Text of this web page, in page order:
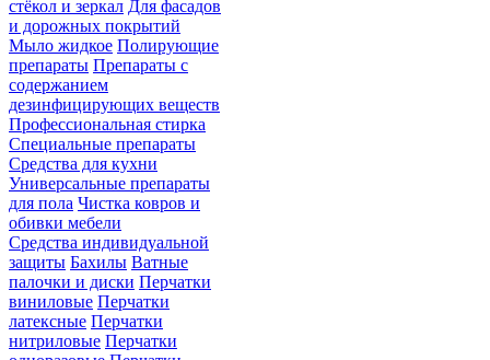
стёкол и зеркал Для фасадов
и дорожных покрытий
Мыло жидкое Полирующие
препараты Препараты с
содержанием
дезинфицирующих веществ
Профессиональная стирка
Специальные препараты
Средства для кухни
Универсальные препараты
для пола Чистка ковров и
обивки мебели
Средства индивидуальной
защиты Бахилы Ватные
палочки и диски Перчатки
виниловые Перчатки
латексные Перчатки
нитриловые Перчатки